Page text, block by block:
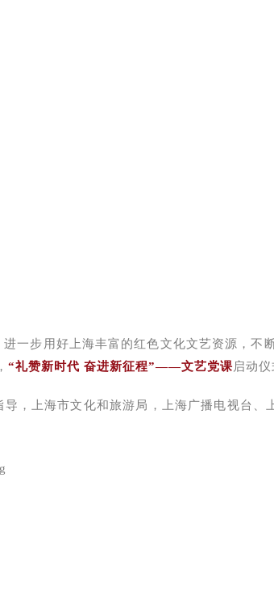
一步用好上海丰富的红色文化文艺资源，不
“礼赞新时代 奋进新征程”——文艺党课启动
，上海市文化和旅游局，上海广播电视台、